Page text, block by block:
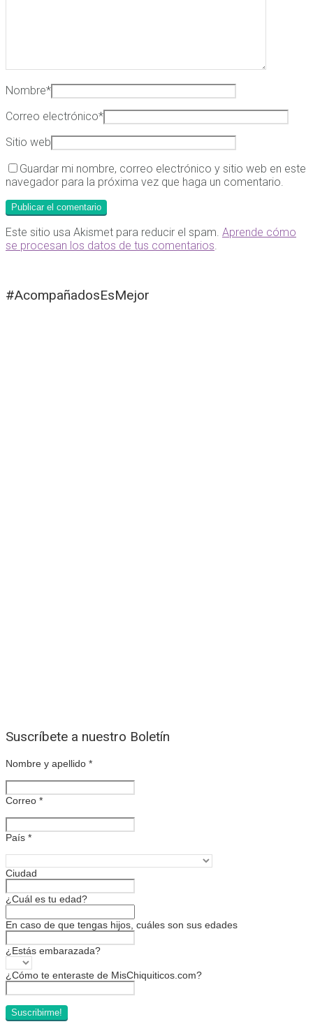
Nombre*
Correo electrónico*
Sitio web
Guardar mi nombre, correo electrónico y sitio web en este
navegador para la próxima vez que haga un comentario.
Este sitio usa Akismet para reducir el spam. Aprende cómo
se procesan los datos de tus comentarios
#AcompañadosEsMejor
Suscríbete a nuestro Boletín
Nombre y apellido *
Correo *
País *
Ciudad
¿Cuál es tu edad?
En caso de que tengas hijos, cuáles son sus edades
¿Estás embarazada?
¿Cómo te enteraste de MisChiquiticos.com?